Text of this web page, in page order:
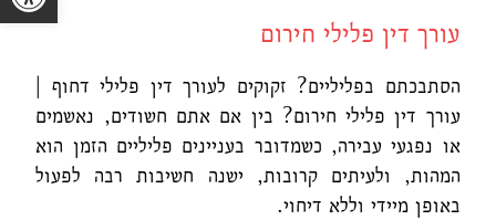
עורך דין פלילי חירום
הסתבכתם בפליליים? זקוקים לעורך דין פלילי דחוף |
עורך דין פלילי חירום? בין אם אתם חשודים, נאשמים
או נפגעי עבירה, כשמדובר בעניינים פליליים הזמן הוא
המהות, ולעיתים קרובות, ישנה חשיבות רבה לפעול
באופן מיידי וללא דיחוי.